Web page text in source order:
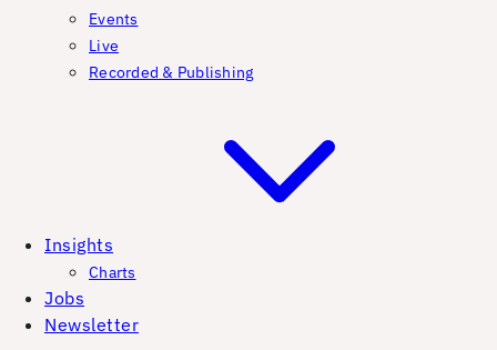
Events
Live
Recorded & Publishing
Insights
Charts
Jobs
Newsletter